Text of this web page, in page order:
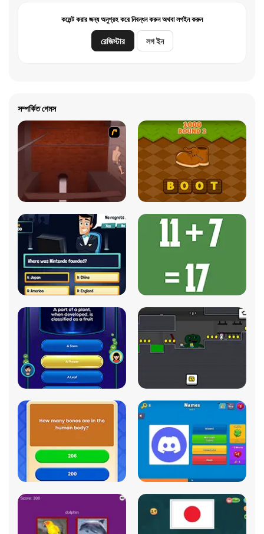
কমেন্ট করার জন্য অনুগ্রহ করে নিবন্ধন করুন অথবা লগইন করুন
রেজিস্টার লগ ইন
সম্পর্কিত গেমস